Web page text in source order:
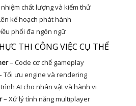
chất lượng và kiểm thử
kế hoạch phát hành
phối đa ngôn ngữ
THI CÔNG VIỆC CỤ THỂ
– Code cơ chế gameplay
Tối ưu engine và rendering
AI cho nhân vật và hành vi
– Xử lý tính năng multiplayer